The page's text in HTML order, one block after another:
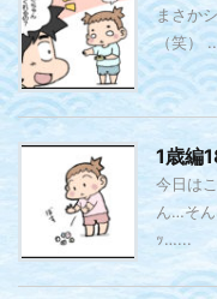
まさか
（笑）
1歳編
今日は
ん…そ
ｯ…...